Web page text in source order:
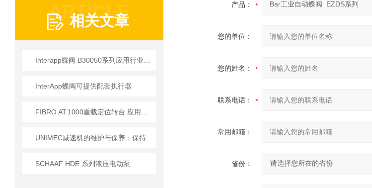
ARTICLE
相关文章
InterApp蝶阀可提供配套执行器
SCHAAF HDE 系列液压电动泵
产品：
您的单位：
您的姓名：
联系电话：
常用邮箱：
省份：